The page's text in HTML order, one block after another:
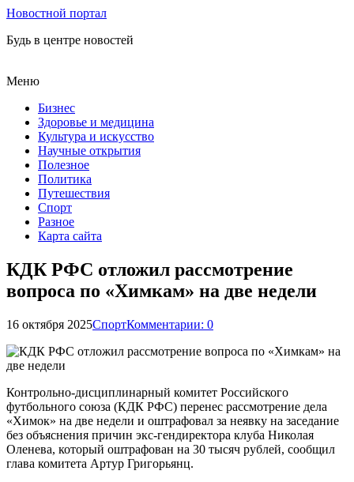
Новостной портал
Будь в центре новостей
Меню
Бизнес
Здоровье и медицина
Культура и искусство
Научные открытия
Полезное
Политика
Путешествия
Спорт
Разное
Карта сайта
КДК РФС отложил рассмотрение
вопроса по «Химкам» на две недели
16 октября 2025СпортКомментарии: 0
Контрольно‑дисциплинарный комитет Российского
футбольного союза (КДК РФС) перенес рассмотрение дела
«Химок» на две недели и оштрафовал за неявку на заседание
без объяснения причин экс‑гендиректора клуба Николая
Оленева, который оштрафован на 30 тысяч рублей, сообщил
глава комитета Артур Григорьянц.